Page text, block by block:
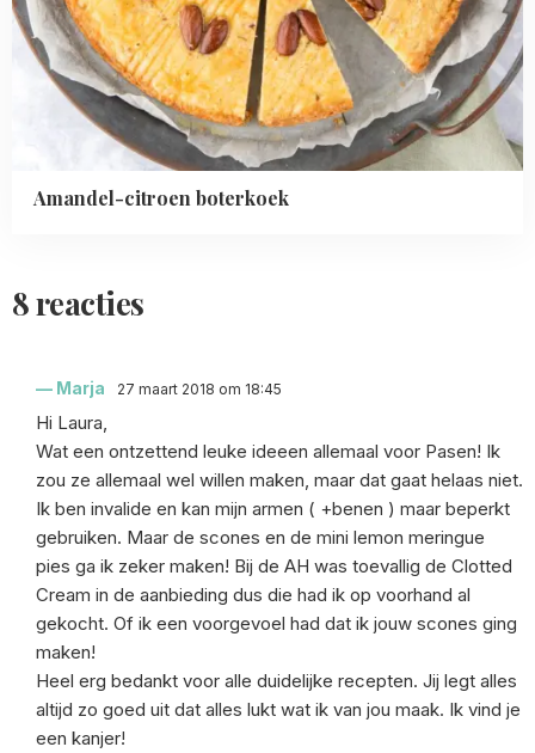
Amandel-citroen boterkoek
8 reacties
Marja 27 maart 2018 om 18:45
Hi Laura,
Wat een ontzettend leuke ideeen allemaal voor Pasen! Ik
zou ze allemaal wel willen maken, maar dat gaat helaas niet.
Ik ben invalide en kan mijn armen ( +benen ) maar beperkt
gebruiken. Maar de scones en de mini lemon meringue
pies ga ik zeker maken! Bij de AH was toevallig de Clotted
Cream in de aanbieding dus die had ik op voorhand al
gekocht. Of ik een voorgevoel had dat ik jouw scones ging
maken!
Heel erg bedankt voor alle duidelijke recepten. Jij legt alles
altijd zo goed uit dat alles lukt wat ik van jou maak. Ik vind je
een kanjer!